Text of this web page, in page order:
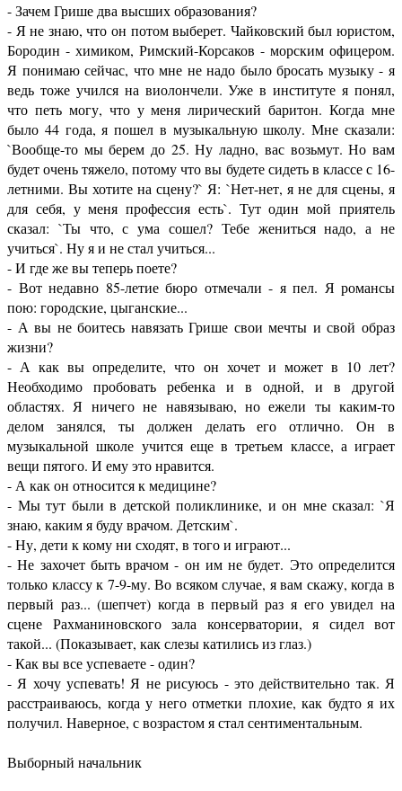
- Зачем Грише два высших образования?
- Я не знаю, что он потом выберет. Чайковский был юристом,
Бородин - химиком, Римский-Корсаков - морским офицером.
Я понимаю сейчас, что мне не надо было бросать музыку - я
ведь тоже учился на виолончели. Уже в институте я понял,
что петь могу, что у меня лирический баритон. Когда мне
было 44 года, я пошел в музыкальную школу. Мне сказали:
`Вообще-то мы берем до 25. Ну ладно, вас возьмут. Но вам
будет очень тяжело, потому что вы будете сидеть в классе с 16-
летними. Вы хотите на сцену?` Я: `Нет-нет, я не для сцены, я
для себя, у меня профессия есть`. Тут один мой приятель
сказал: `Ты что, с ума сошел? Тебе жениться надо, а не
учиться`. Ну я и не стал учиться...
- И где же вы теперь поете?
- Вот недавно 85-летие бюро отмечали - я пел. Я романсы
пою: городские, цыганские...
- А вы не боитесь навязать Грише свои мечты и свой образ
жизни?
- А как вы определите, что он хочет и может в 10 лет?
Необходимо пробовать ребенка и в одной, и в другой
областях. Я ничего не навязываю, но ежели ты каким-то
делом занялся, ты должен делать его отлично. Он в
музыкальной школе учится еще в третьем классе, а играет
вещи пятого. И ему это нравится.
- А как он относится к медицине?
- Мы тут были в детской поликлинике, и он мне сказал: `Я
знаю, каким я буду врачом. Детским`.
- Ну, дети к кому ни сходят, в того и играют...
- Не захочет быть врачом - он им не будет. Это определится
только классу к 7-9-му. Во всяком случае, я вам скажу, когда в
первый раз... (шепчет) когда в первый раз я его увидел на
сцене Рахманиновского зала консерватории, я сидел вот
такой... (Показывает, как слезы катились из глаз.)
- Как вы все успеваете - один?
- Я хочу успевать! Я не рисуюсь - это действительно так. Я
расстраиваюсь, когда у него отметки плохие, как будто я их
получил. Наверное, с возрастом я стал сентиментальным.
Выборный начальник